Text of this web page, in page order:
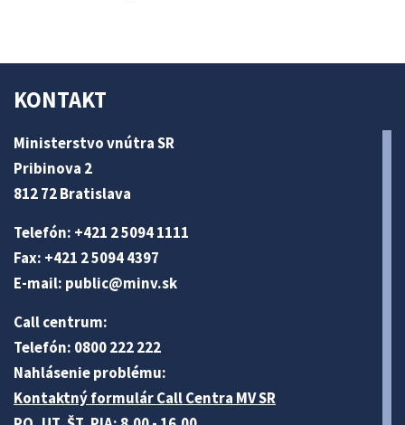
KONTAKT
Ministerstvo vnútra SR
Pribinova 2
812 72 Bratislava
Telefón: +421 2 5094 1111
Fax: +421 2 5094 4397
E-mail: public@minv.sk
Call centrum:
Telefón: 0800 222 222
Nahlásenie problému:
Kontaktný formulár Call Centra MV SR